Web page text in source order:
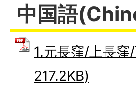
中国語
1.元長窪/上長
217.2KB)